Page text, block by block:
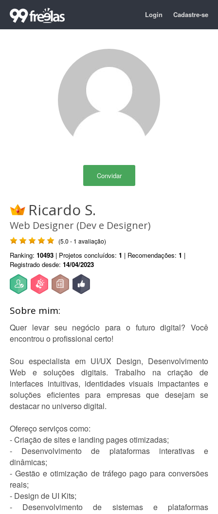
Login Cadastre-se
Convidar
Ricardo S.
Web Designer (Dev e Designer)
(5.0 - 1 avaliação)
Ranking: 10493 | Projetos concluídos: 1 | Recomendações: 1 |
Registrado desde: 14/04/2023
Sobre mim:
Quer levar seu negócio para o futuro digital? Você
encontrou o profissional certo!
Sou especialista em UI/UX Design, Desenvolvimento
Web e soluções digitais. Trabalho na criação de
interfaces intuitivas, identidades visuais impactantes e
soluções eficientes para empresas que desejam se
destacar no universo digital.
Ofereço serviços como:
- Criação de sites e landing pages otimizadas;
- Desenvolvimento de plataformas interativas e
dinâmicas;
- Gestão e otimização de tráfego pago para conversões
reais;
- Design de UI Kits;
- Desenvolvimento de sistemas e plataformas